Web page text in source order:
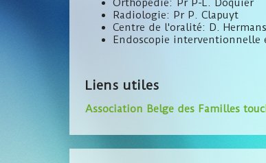
Orthopédie: Pr P-L. Doquier
Radiologie: Pr P. Clapuyt
Centre de l'oralité: D. Hermans
Endoscopie interventionnelle
Liens utiles
Association Belge des Familles